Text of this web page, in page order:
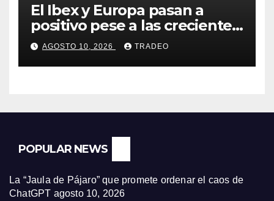
El Ibex y Europa pasan a
positivo pese a las crecientes
dudas sobre Oriente Medio
AGOSTO 10, 2026 TRADEO
POPULAR NEWS
La “Jaula de Pájaro” que promete ordenar el caos de
ChatGPT agosto 10, 2026